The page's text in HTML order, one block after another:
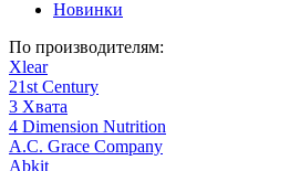
Новинки
По производителям:
Xlear
21st Century
3 Хвата
4 Dimension Nutrition
A.C. Grace Company
Abkit